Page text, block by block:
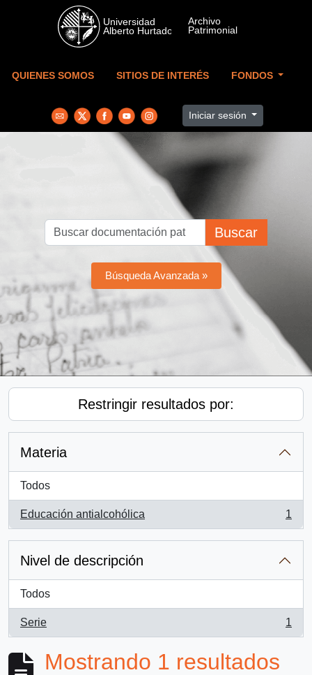
Skip to main content
QUIENES SOMOS SITIOS DE INTERÉS FONDOS
Iniciar sesión
Buscar
Búsqueda Avanzada »
Restringir resultados por:
Materia
Todos
Educación antialcohólica
, 1 resultados
1
Nivel de descripción
Todos
Serie
, 1 resultados
1
Mostrando 1 resultados